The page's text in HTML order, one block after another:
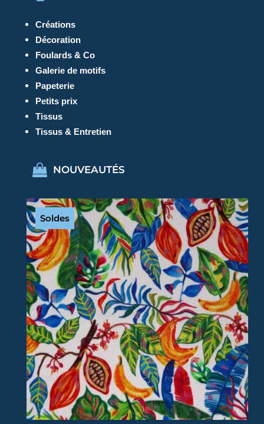
Créations
Décoration
Foulards & Co
Galerie de motifs
Papeterie
Petits prix
Tissus
Tissus & Entretien
NOUVEAUTÉS
Soldes